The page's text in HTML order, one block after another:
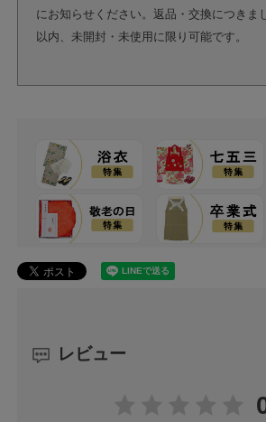
にお知らせください。返品・交換につきま
以内、未開封・未使用に限り可能です。
レビュー